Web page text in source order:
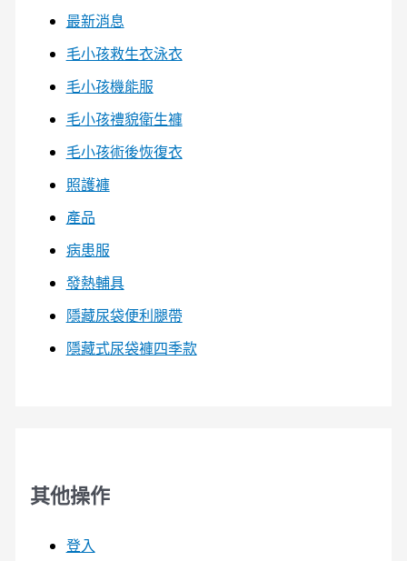
最新消息
毛小孩救生衣泳衣
毛小孩機能服
毛小孩禮貌衛生褲
毛小孩術後恢復衣
照護褲
產品
病患服
發熱輔具
隱藏尿袋便利腿帶
隱藏式尿袋褲四季款
其他操作
登入